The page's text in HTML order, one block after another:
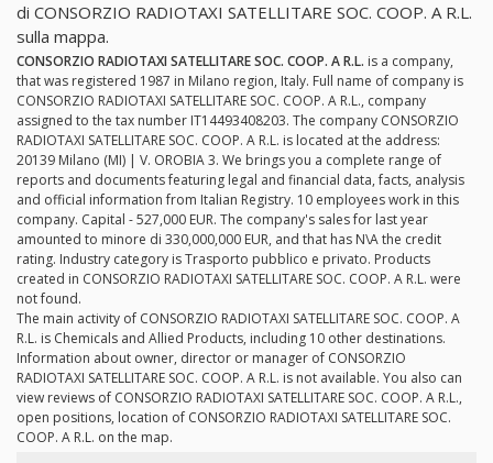
di CONSORZIO RADIOTAXI SATELLITARE SOC. COOP. A R.L.
sulla mappa.
CONSORZIO RADIOTAXI SATELLITARE SOC. COOP. A R.L. is a company,
that was registered 1987 in Milano region, Italy. Full name of company is
CONSORZIO RADIOTAXI SATELLITARE SOC. COOP. A R.L., company
assigned to the tax number IT14493408203. The company CONSORZIO
RADIOTAXI SATELLITARE SOC. COOP. A R.L. is located at the address:
20139 Milano (MI) | V. OROBIA 3. We brings you a complete range of
reports and documents featuring legal and financial data, facts, analysis
and official information from Italian Registry. 10 employees work in this
company. Capital - 527,000 EUR. The company's sales for last year
amounted to minore di 330,000,000 EUR, and that has N\A the credit
rating. Industry category is Trasporto pubblico e privato. Products
created in CONSORZIO RADIOTAXI SATELLITARE SOC. COOP. A R.L. were
not found.
The main activity of CONSORZIO RADIOTAXI SATELLITARE SOC. COOP. A
R.L. is Chemicals and Allied Products, including 10 other destinations.
Information about owner, director or manager of CONSORZIO
RADIOTAXI SATELLITARE SOC. COOP. A R.L. is not available. You also can
view reviews of CONSORZIO RADIOTAXI SATELLITARE SOC. COOP. A R.L.,
open positions, location of CONSORZIO RADIOTAXI SATELLITARE SOC.
COOP. A R.L. on the map.